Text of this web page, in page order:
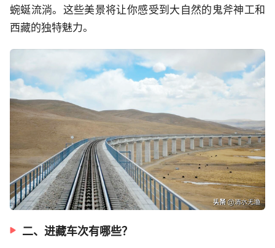
蜿蜒流淌。这些美景将让你感受到大自然的鬼斧神工和
西藏的独特魅力。
二、进藏车次有哪些？